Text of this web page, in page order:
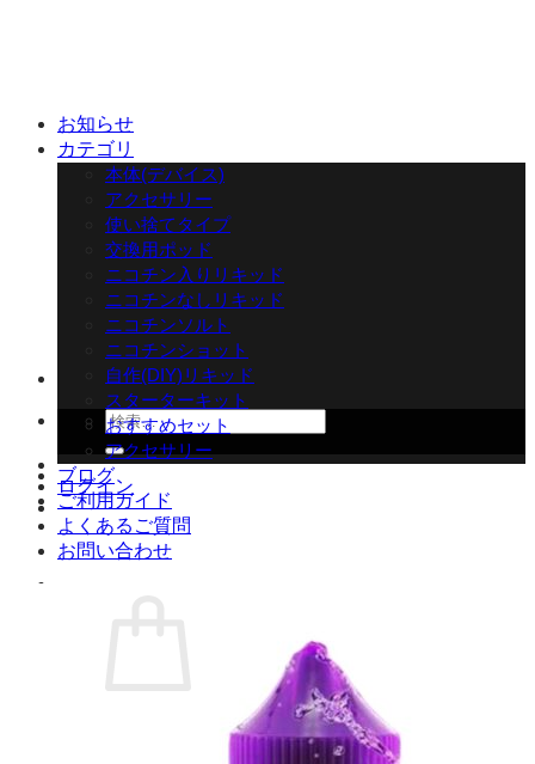
検
索
対
象:
ログイン
お買い物カゴに商品がありません。
お知らせ
カテゴリ
本体(デバイス)
アクセサリー
使い捨てタイプ
交換用ポッド
ニコチン入りリキッド
ニコチンなしリキッド
ニコチンソルト
ニコチンショット
自作(DIY)リキッド
スターターキット
おすすめセット
アクセサリー
ブログ
ご利用ガイド
よくあるご質問
お問い合わせ